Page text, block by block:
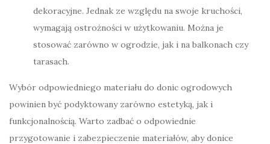
dekoracyjne. Jednak ze względu na swoje kruchości,
wymagają ostrożności w użytkowaniu. Można je
stosować zarówno w ogrodzie, jak i na balkonach czy
tarasach.
Wybór odpowiedniego materiału do donic ogrodowych
powinien być podyktowany zarówno estetyką, jak i
funkcjonalnością. Warto zadbać o odpowiednie
przygotowanie i zabezpieczenie materiałów, aby donice